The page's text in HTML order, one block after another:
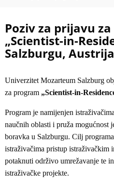
Poziv za prijavu
„Scientist-in-
Salzburgu, Austrija
Univerzitet Mozarteum Salzburg
za program „Scientist-in-
Program je namijenjen
naučnih oblasti i pruža mogućnost
boravka u Salzburgu. Cilj
istraživačima pristup istraživačkim
potaknuti održivo umrežavanje te
istraživačke projekte.